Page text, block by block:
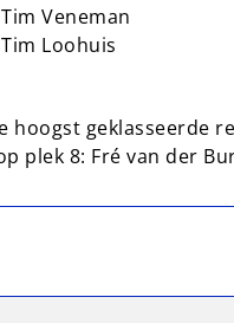
Veneman
Loohuis
hoogst geklasseerde
plek 8: Fré van der